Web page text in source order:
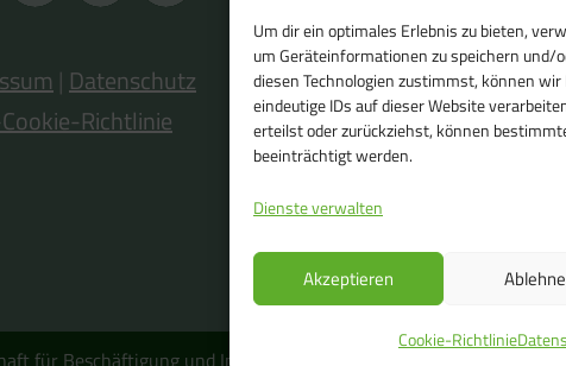
Um dir ein optimales Erlebnis zu bieten,
um Geräteinformationen zu speichern und/
diesen Technologien zustimmst, können
eindeutige IDs auf dieser Website
erteilst oder zurückziehst, können
beeinträchtigt werden.
Dienste verwalten
Akzeptieren
Cookie-Richtlinie
| Datenschutz
Richtlinie
für Beschäftigung und Integration mbH